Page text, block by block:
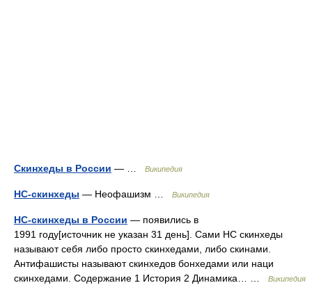
Скинхеды в России — … Википедия
НС-скинхеды — Неофашизм … Википедия
НС-скинхеды в России — появились в
1991 году[источник не указан 31 день]. Сами НС скинхеды
называют себя либо просто скинхедами, либо скинами.
Антифашисты называют скинхедов бонхедами или наци
скинхедами. Содержание 1 История 2 Динамика… …
Википедия